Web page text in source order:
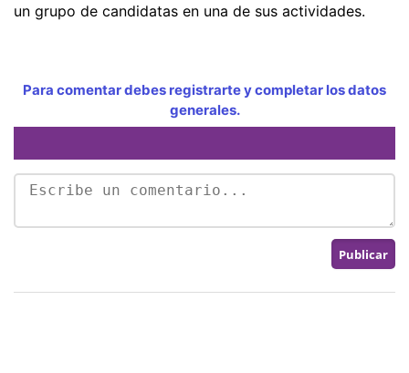
un grupo de candidatas en una de sus actividades.
Para comentar debes registrarte y completar los datos
generales.